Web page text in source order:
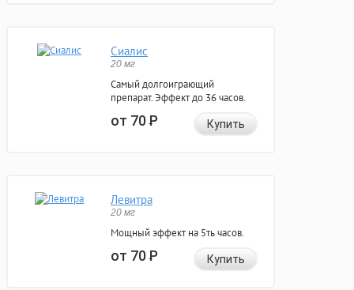
Сиалис
20 мг
Самый долгоиграющий
препарат. Эффект до 36 часов.
от 70Р Купить
Левитра
20 мг
Мощный эффект на 5ть часов.
от 70Р Купить